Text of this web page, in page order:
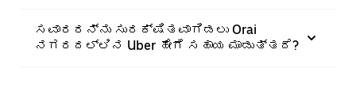
ಸವಾರರನ್ನು ಸುರಕ್ಷಿತವಾಗಿಡಲು Orai
ನಗರದಲ್ಲಿನ Uber ಹೇಗೆ ಸಹಾಯ ಮಾಡುತ್ತದೆ?